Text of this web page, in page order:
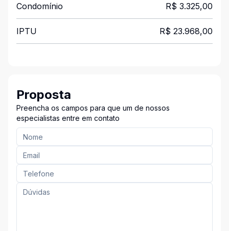
Condomínio R$ 3.325,00
IPTU R$ 23.968,00
Proposta
Preencha os campos para que um de nossos
especialistas entre em contato